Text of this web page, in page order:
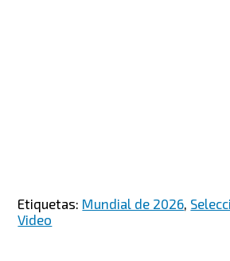
Etiquetas: Mundial de 2026
Video